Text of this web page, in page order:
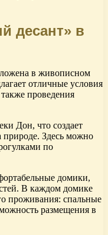
десант» в
в живописном
отличные условия
проведения
Дон, что создает
природе. Здесь можно
по
домики,
В каждом домике
проживания: спальные
размещения в